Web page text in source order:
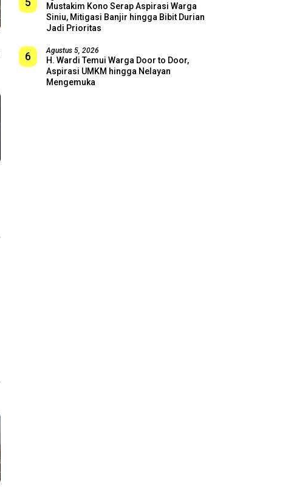
Mustakim Kono Serap Aspirasi Warga
Siniu, Mitigasi Banjir hingga Bibit Durian
Jadi Prioritas
6 Agustus 5, 2026
H. Wardi Temui Warga Door to Door,
Aspirasi UMKM hingga Nelayan
Mengemuka